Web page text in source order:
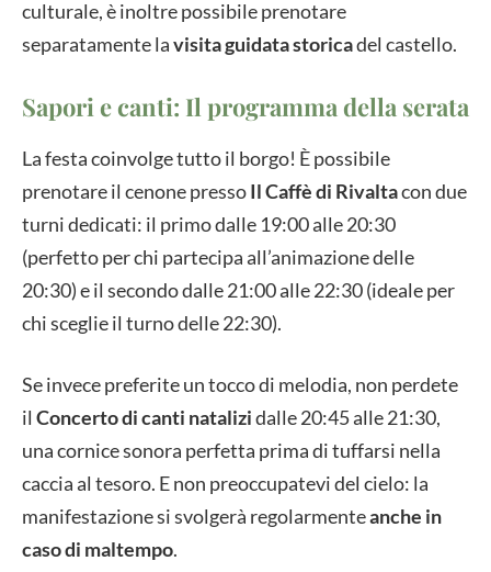
culturale, è inoltre possibile prenotare
separatamente lavisita guidata storicadel castello.
Sapori e canti: Il programma della serata
La festa coinvolge tutto il borgo! È possibile
prenotare il cenone pressoIl Caffè di Rivaltacon due
turni dedicati: il primo dalle 19:00 alle 20:30
(perfetto per chi partecipa all’animazione delle
20:30) e il secondo dalle 21:00 alle 22:30 (ideale per
chi sceglie il turno delle 22:30).
Se invece preferite un tocco di melodia, non perdete
il Concerto di canti natalizidalle 20:45 alle 21:30,
una cornice sonora perfetta prima di tuffarsi nella
caccia al tesoro. E non preoccupatevi del cielo: la
manifestazione si svolgerà regolarmenteanche in
caso di maltempo.